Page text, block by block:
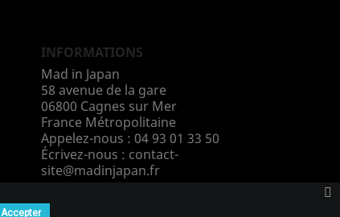
INFORMATIONS
Mad in Japan
58 avenue de la gare
06800 Cagnes sur Mer
France Métropolitaine
Appelez-nous : 04 93 01 33 50
Écrivez-nous : contact-
site@madinjapan.fr
Accepter